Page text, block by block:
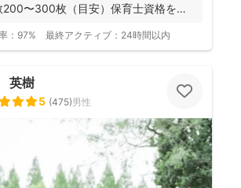
200〜300枚（目安）保育士資格を持
： 97% 最終アクティブ： 24時間以内
英樹
5 (475)男性